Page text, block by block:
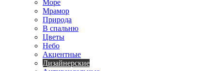
Море
Мрамор
Природа
В спальню
Цветы
Небо
Акцентные
Дизайнерские